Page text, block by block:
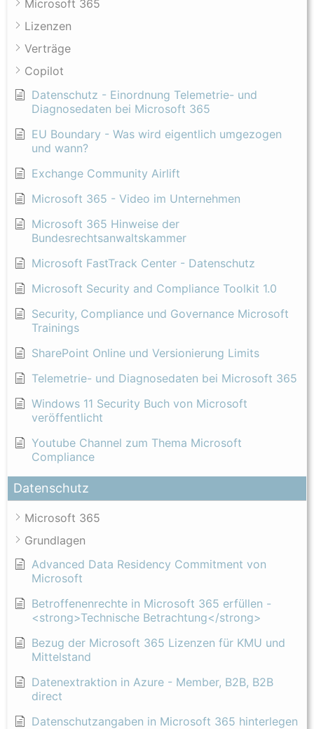
Microsoft 365
Lizenzen
Verträge
Copilot
Datenschutz - Einordnung Telemetrie- und
Diagnosedaten bei Microsoft 365
EU Boundary - Was wird eigentlich umgezogen
und wann?
Exchange Community Airlift
Microsoft 365 - Video im Unternehmen
Microsoft 365 Hinweise der
Bundesrechtsanwaltskammer
Microsoft FastTrack Center - Datenschutz
Microsoft Security and Compliance Toolkit 1.0
Security, Compliance und Governance Microsoft
Trainings
SharePoint Online und Versionierung Limits
Telemetrie- und Diagnosedaten bei Microsoft 365
Windows 11 Security Buch von Microsoft
veröffentlicht
Youtube Channel zum Thema Microsoft
Compliance
Datenschutz
Microsoft 365
Grundlagen
Advanced Data Residency Commitment von
Microsoft
Betroffenenrechte in Microsoft 365 erfüllen -
<strong>Technische Betrachtung</strong>
Bezug der Microsoft 365 Lizenzen für KMU und
Mittelstand
Datenextraktion in Azure - Member, B2B, B2B
direct
Datenschutzangaben in Microsoft 365 hinterlegen